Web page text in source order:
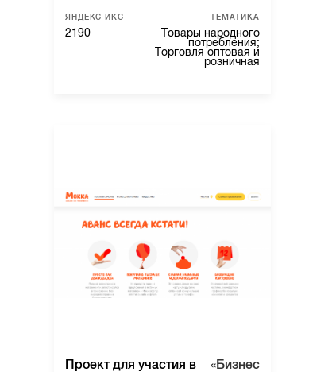
ЯНДЕКС ИКС
2190
ТЕМАТИКА
Товары народного
потребления;
Торговля оптовая и
розничная
Проект для участия в
«Бизнес